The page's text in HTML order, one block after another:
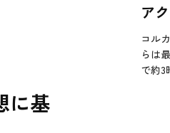
に基
ア
コル
らは
で約3